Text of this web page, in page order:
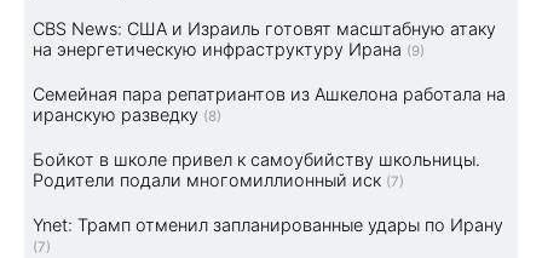
CBS News: США и Израиль готовят масштабную атаку
на энергетическую инфраструктуру Ирана (9)
Семейная пара репатриантов из Ашкелона работала на
иранскую разведку (8)
Бойкот в школе привел к самоубийству школьницы.
Родители подали многомиллионный иск (7)
Ynet: Трамп отменил запланированные удары по Ирану
(7)